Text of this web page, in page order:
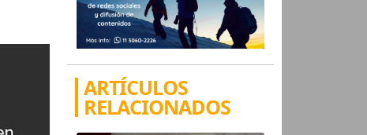
ARTÍCULOS
RELACIONADOS